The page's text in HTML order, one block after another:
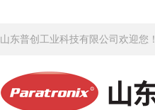
山东普创工业科技有限公司欢迎您！